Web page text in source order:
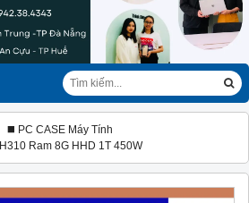
◼️ PC CASE Máy Tính
Ram 8G HHD 1T 450W